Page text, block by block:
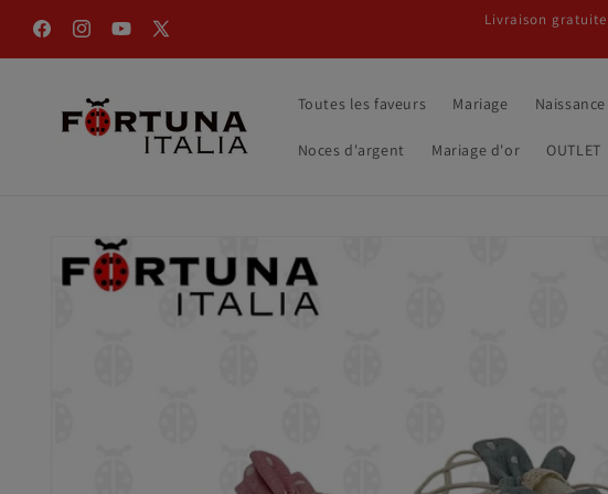
passer
au
contenu
FacebookInstagramYouTube
X
Livraison
Toutes les faveurs Mariage
Noces d'argent Mariage d'or OUTLET
Passer aux
informations
produits